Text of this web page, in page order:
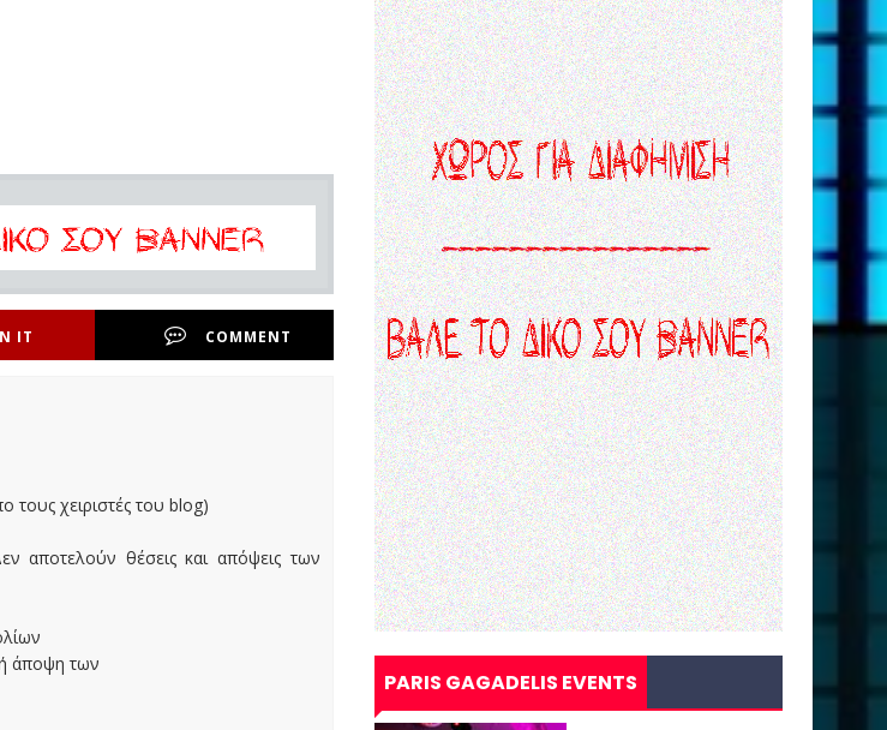
IT COMMENT
τους χειριστές του blog)
αποτελούν θέσεις και απόψεις των
άποψη των
PARIS GAGADELIS EVENTS